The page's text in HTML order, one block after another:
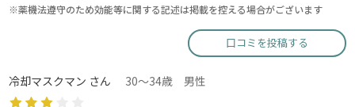
※薬機法遵守のため効能等に関する記述は掲載を控える場合がございます
口コミを投稿する
冷却マスクマン さん 30～34歳 男性